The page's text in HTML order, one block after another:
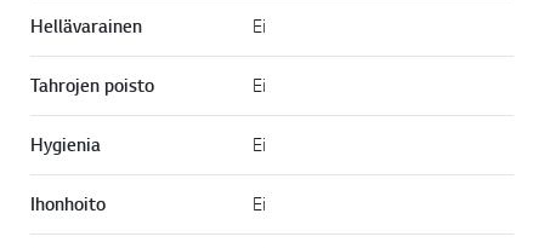
Hellävarainen Ei
Tahrojen poisto Ei
Hygienia Ei
Ihonhoito Ei